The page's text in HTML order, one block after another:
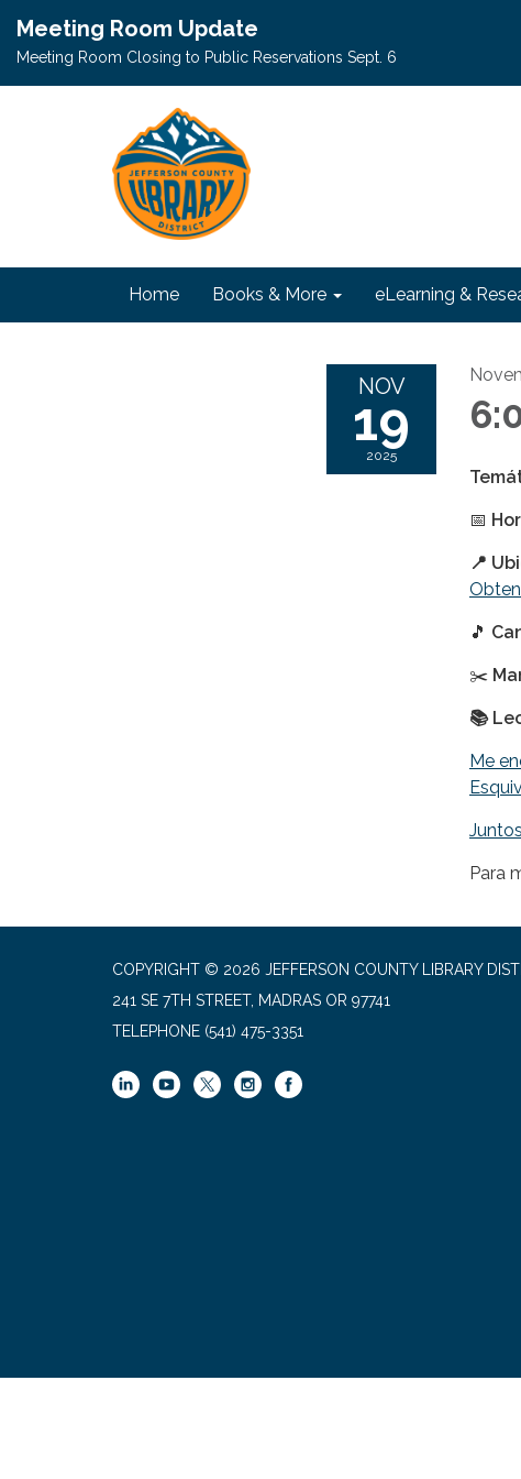
Meeting Room Update
Meeting Room Closing to Public Reservations Sept. 6
Home Books & More eLearning &
NOV
19
2025
📅
📍
🎵
✂️
📚
Me
Para
COPYRIGHT © 2026 JEFFERSON COUNTY LIBRARY
241 SE 7TH STREET, MADRAS OR 97741
TELEPHONE (541) 475-3351